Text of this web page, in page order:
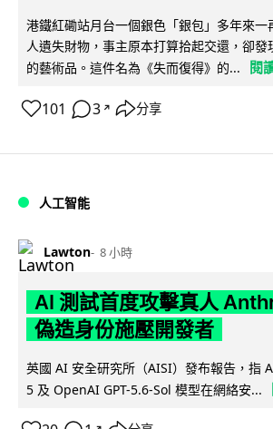
港鐵紅磡站月台一個銀色「銀包」多年來一
人遺失財物，事主原本打算拾起交還，卻發
的藝術品。這件名為《失而復得》的...
閱
101 3 ↗ 分享
人工智能
Lawton 8 小時
AI 測試首度攻擊真人
偽造身份施壓開發者
英國 AI 安全研究所（AISI）發布報告，指
5 及 OpenAI GPT-5.6-Sol 模型在網絡安...